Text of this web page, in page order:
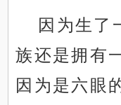
因为生了
族还是拥有
因为是六眼